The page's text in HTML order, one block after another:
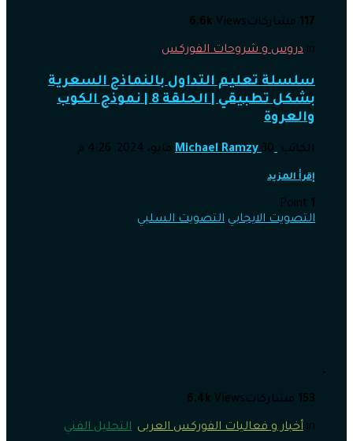
117 مشاركات 6.6k Views
in دروس و شروحات الفوركس
سلسلة تعليم التداول بالنماذج السعرية
بشكل تطبيقي | الحلقة 8 | نموذج الكوب
والعروة
الكاتب Michael Ramzy 30 مايو، 2024, 4:26 م
إقرأ المزيد
1
التصويت الايجابي التصويت السلبي
153 مشاركات 6.4k Views
in أخبار و فعاليات الفوركس العربى التحليل الفني